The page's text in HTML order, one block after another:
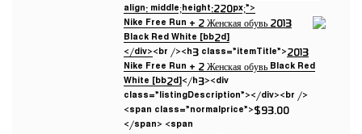
align: middle;height:220px;”>
</div><br /><h3 class=”itemTitle”>2013
Nike Free Run + 2 Женская обувь Black Red
White [bb2d]</h3><div
class=”listingDescription”></div><br />
<span class=”normalprice”>$93.00
</span> <span